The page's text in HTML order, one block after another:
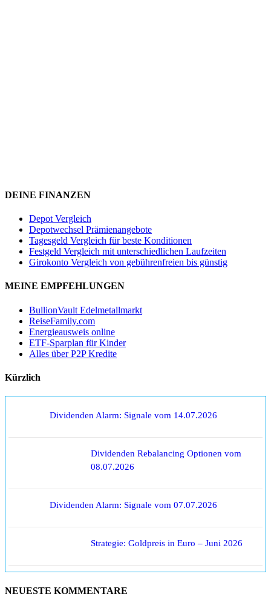
DEINE FINANZEN
Depot Vergleich
Depotwechsel Prämienangebote
Tagesgeld Vergleich für beste Konditionen
Festgeld Vergleich mit unterschiedlichen Laufzeiten
Girokonto Vergleich von gebührenfreien bis günstig
MEINE EMPFEHLUNGEN
BullionVault Edelmetallmarkt
ReiseFamily.com
Energieausweis online
ETF-Sparplan für Kinder
Alles über P2P Kredite
Kürzlich
Dividenden Alarm: Signale vom 14.07.2026
Dividenden Rebalancing Optionen vom
08.07.2026
Dividenden Alarm: Signale vom 07.07.2026
Strategie: Goldpreis in Euro – Juni 2026
NEUESTE KOMMENTARE